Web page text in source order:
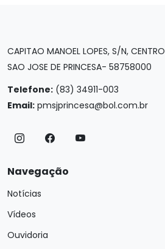
CAPITAO MANOEL LOPES, S/N, CENTRO
SAO JOSE DE PRINCESA- 58758000
Telefone: (83) 34911-003
Email: pmsjprincesa@bol.com.br
Navegação
Notícias
Vídeos
Ouvidoria